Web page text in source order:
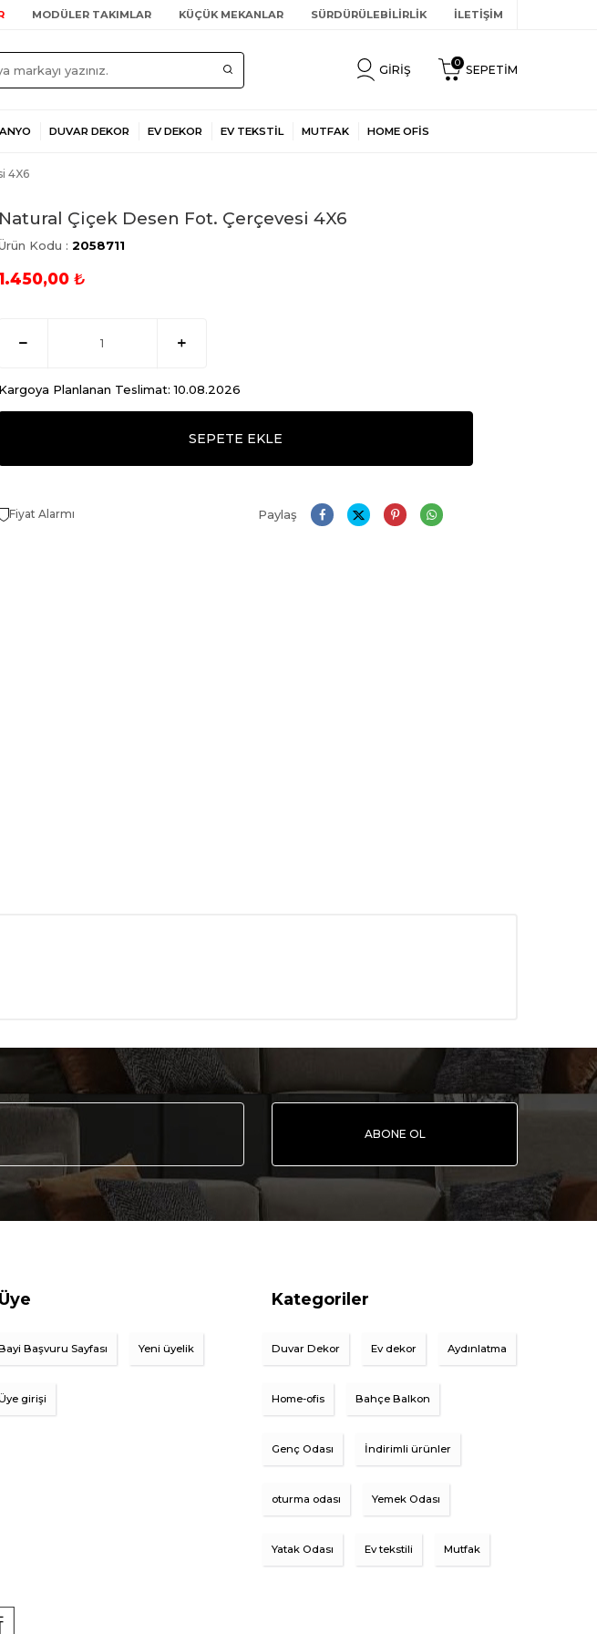
MODÜLER TAKIMLAR KÜÇÜK MEKANLAR SÜRDÜRÜLEBİLİRLİK İLETİŞİM
GIRIŞ 0 SEPETIM
DUVAR DEKOR EV DEKOR EV TEKSTİL MUTFAK HOME OFİS
4X6
Natural Çiçek Desen Fot. Çerçevesi 4X6
Kodu : 2058711
1.450,00 ₺
Kargoya Planlanan Teslimat: 10.08.2026
SEPETE EKLE
Fiyat Alarmı Paylaş
ABONE OL
Üye
Başvuru Sayfası Yeni üyelik
girişi
Kategoriler
Duvar Dekor Ev dekor Aydınlatma
Home-ofis Bahçe Balkon
Genç Odası İndirimli ürünler
oturma odası Yemek Odası
Yatak Odası Ev tekstili Mutfak